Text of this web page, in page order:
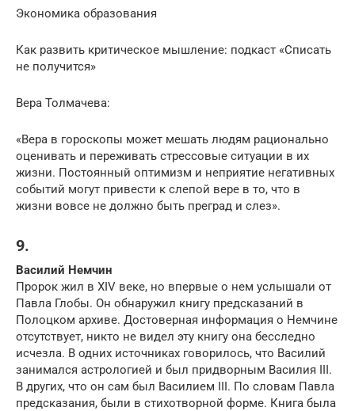
Экономика образования
Как развить критическое мышление: подкаст «Списать
не получится»
Вера Толмачева:
«Вера в гороскопы может мешать людям рационально
оценивать и переживать стрессовые ситуации в их
жизни. Постоянный оптимизм и неприятие негативных
событий могут привести к слепой вере в то, что в
жизни вовсе не должно быть преград и слез».
9.
Василий Немчин
Пророк жил в XIV веке, но впервые о нем услышали от
Павла Глобы. Он обнаружил книгу предсказаний в
Полоцком архиве. Достоверная информация о Немчине
отсутствует, никто не видел эту книгу она бесследно
исчезла. В одних источниках говорилось, что Василий
занимался астрологией и был придворным Василия III.
В других, что он сам был Василием III. По словам Павла
предсказания, были в стихотворной форме. Книга была